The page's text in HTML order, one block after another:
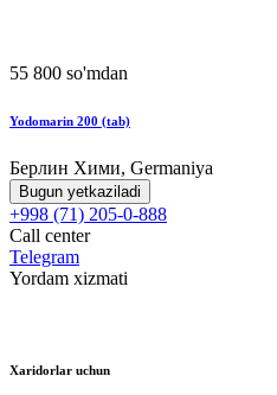
55 800 so'mdan
Yodomarin 200 (tab)
Берлин Хими, Germaniya
Bugun yetkaziladi
+998 (71) 205-0-888
Call center
Telegram
Yordam xizmati
Xaridorlar uchun